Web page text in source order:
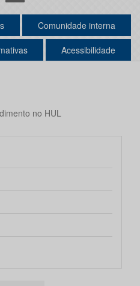
Comunidade interna
Acessibilidade
no HUL